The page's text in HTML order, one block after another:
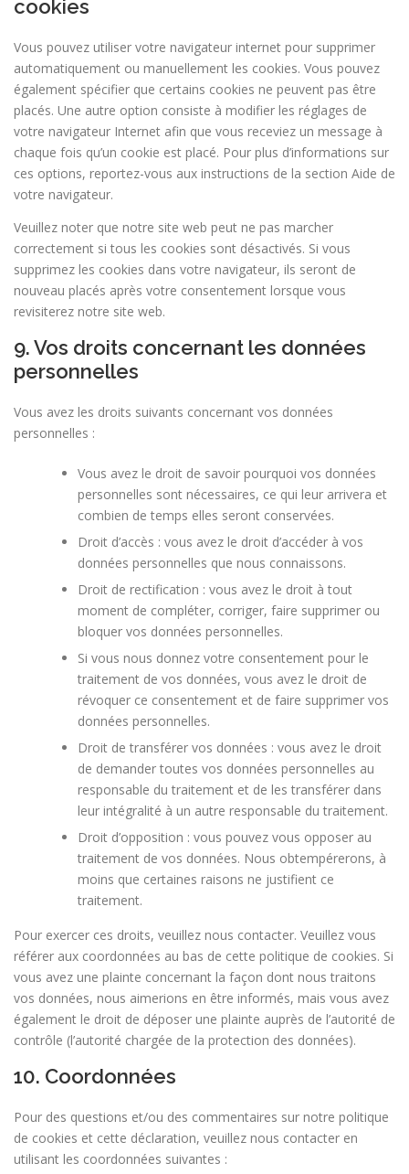
cookies
Vous pouvez utiliser votre navigateur internet pour supprimer
automatiquement ou manuellement les cookies. Vous pouvez
également spécifier que certains cookies ne peuvent pas être
placés. Une autre option consiste à modifier les réglages de
votre navigateur Internet afin que vous receviez un message à
chaque fois qu’un cookie est placé. Pour plus d’informations sur
ces options, reportez-vous aux instructions de la section Aide de
votre navigateur.
Veuillez noter que notre site web peut ne pas marcher
correctement si tous les cookies sont désactivés. Si vous
supprimez les cookies dans votre navigateur, ils seront de
nouveau placés après votre consentement lorsque vous
revisiterez notre site web.
9. Vos droits concernant les données
personnelles
Vous avez les droits suivants concernant vos données
personnelles :
Vous avez le droit de savoir pourquoi vos données
personnelles sont nécessaires, ce qui leur arrivera et
combien de temps elles seront conservées.
Droit d’accès : vous avez le droit d’accéder à vos
données personnelles que nous connaissons.
Droit de rectification : vous avez le droit à tout
moment de compléter, corriger, faire supprimer ou
bloquer vos données personnelles.
Si vous nous donnez votre consentement pour le
traitement de vos données, vous avez le droit de
révoquer ce consentement et de faire supprimer vos
données personnelles.
Droit de transférer vos données : vous avez le droit
de demander toutes vos données personnelles au
responsable du traitement et de les transférer dans
leur intégralité à un autre responsable du traitement.
Droit d’opposition : vous pouvez vous opposer au
traitement de vos données. Nous obtempérerons, à
moins que certaines raisons ne justifient ce
traitement.
Pour exercer ces droits, veuillez nous contacter. Veuillez vous
référer aux coordonnées au bas de cette politique de cookies. Si
vous avez une plainte concernant la façon dont nous traitons
vos données, nous aimerions en être informés, mais vous avez
également le droit de déposer une plainte auprès de l’autorité de
contrôle (l’autorité chargée de la protection des données).
10. Coordonnées
Pour des questions et/ou des commentaires sur notre politique
de cookies et cette déclaration, veuillez nous contacter en
utilisant les coordonnées suivantes :